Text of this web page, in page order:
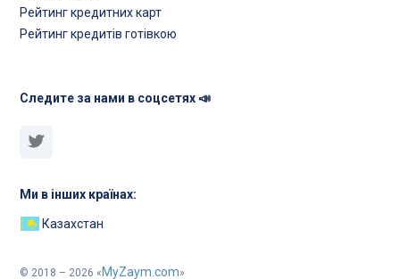
Рейтинг кредитних карт
Рейтинг кредитів готівкою
Следите за нами в соцсетях 📣
Ми в інших країнах:
Казахстан
© 2018 – 2026 « MyZaym.com»